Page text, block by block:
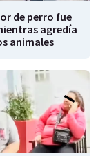
de perro fue
agredía
animales